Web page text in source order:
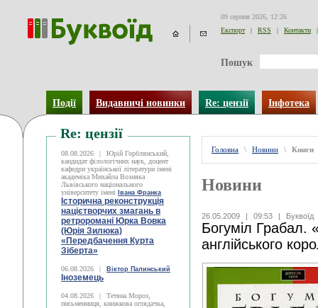
09 серпня 2026, 12:26
Експорт
| RSS | Контакти |
Пошук
Події Видавничі новинки Re: цензії Інфотека
Re: цензії
08.08.2026 |
Юрій Горблянський,
кандидат філологічних наук, доцент
кафедри української літератури імені
академіка Михайла Возняка
Львівського національного
університету імені
Івана Франка
Історична реконструкція
націєтворчих змагань в
ретроромані Юрка Вовка
(Юрія Зилюка)
«Передбачення Курта
Зіберта»
06.08.2026 | Віктор Палинський
Іноземець
04.08.2026 |
Тетяна Мороз,
письменниця, книжкова оглядачка,
Головна \ Новини \ Книги
Новини
26.05.2009 | 09:53 | Буквоїд
Богуміл Грабал.
англійського